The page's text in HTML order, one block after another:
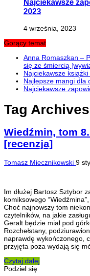
Najciekawsze
2023
4 września, 2023
Gorący temat
Anna Romaszkan –
się ze śmiercią
Najciekawsze
Najlepsze mangi dla
Najciekawsze
Tag
Wiedźmin, tom
[recenzja]
Tomasz Miecznikowski 9
Im dłużej Bartosz Sztybor
komiksowego
Choć najnowszy tom
czytelników, na jakie
Geralt będzie miał pod
Rozchełstany,
naprawdę wykończonego,
przyjęta poza wydają się
Czytaj dalej
Podziel się